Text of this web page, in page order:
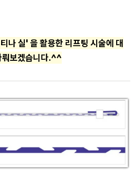
나 실' 을 활용한 리프팅 시술에 대
뤄보겠습니다.^^